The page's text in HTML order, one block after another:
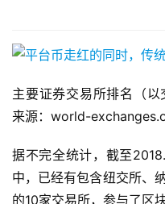
主要证券交易所排名（以
来源：world-
据不完全统计，截至
中，已经有包含纽交所、
的10家交易所，参与了区